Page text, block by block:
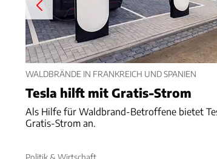
WALDBRÄNDE IN FRANKREICH UND SPANIEN
Tesla hilft mit Gratis-Strom
Als Hilfe für Waldbrand-Betroffene bietet
Gratis-Strom an.
Politik & Wirtschaft